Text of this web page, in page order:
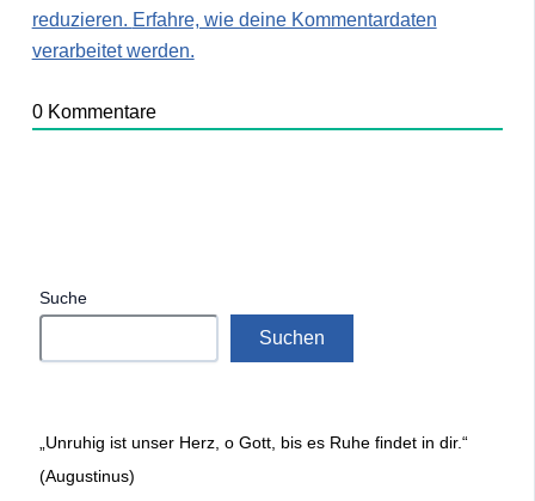
reduzieren. Erfahre, wie deine Kommentardaten
verarbeitet werden.
0Kommentare
Suche
Suchen
„Unruhig ist unser Herz, o Gott, bis es Ruhe findet in dir.“
(Augustinus)